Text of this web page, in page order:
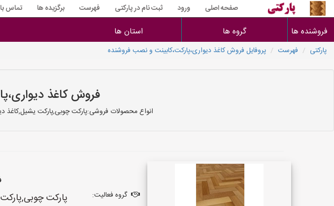
صفحه اصلی ورود ثبت نام در پارکتی فهرست برگزیده ها تماس
فروشنده ها گروه ها استان ها
پارکتی فهرست پروفایل فروش کاغذ دیواری،پارکت،کابینت و نصب فروشنده
فروش کاغذ
انواع محصولات فروشی:پارکت چوبی,پارکت
گروه فعالیت: پارکت